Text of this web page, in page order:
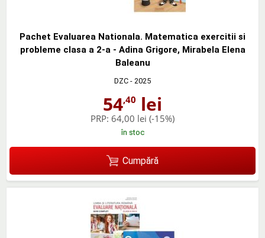
Pachet Evaluarea Nationala. Matematica exercitii si
probleme clasa a 2-a - Adina Grigore, Mirabela Elena
Baleanu
DZC - 2025
54,40 lei
PRP: 64,00 lei (-15%)
în stoc
Cumpără